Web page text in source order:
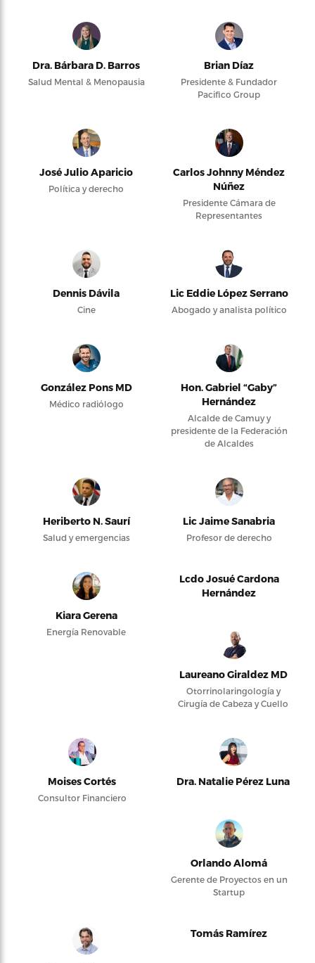
Dra. Bárbara D. Barros
Salud Mental & Menopausia
Brian Díaz
Presidente & Fundador
Pacifico Group
José Julio Aparicio
Política y derecho
Carlos Johnny Méndez
Núñez
Presidente Cámara de
Representantes
Dennis Dávila
Cine
Lic Eddie López Serrano
Abogado y analista político
González Pons MD
Médico radiólogo
Hon. Gabriel “Gaby”
Hernández
Alcalde de Camuy y
presidente de la Federación
de Alcaldes
Heriberto N. Saurí
Salud y emergencias
Lic Jaime Sanabria
Profesor de derecho
Kiara Gerena
Energía Renovable
Lcdo Josué Cardona
Hernández
Laureano Giraldez MD
Otorrinolaringología y
Cirugía de Cabeza y Cuello
Moises Cortés
Consultor Financiero
Dra. Natalie Pérez Luna
Orlando Alomá
Gerente de Proyectos en un
Startup
Tomás Ramírez